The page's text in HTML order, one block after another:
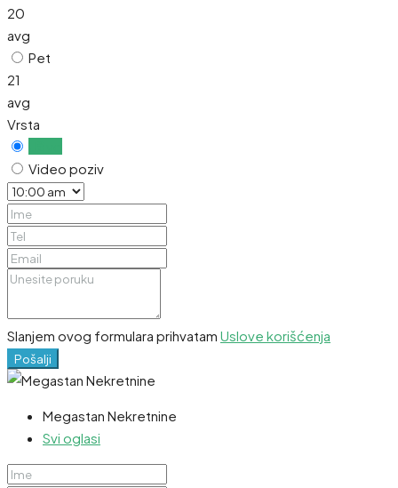
20
avg
Pet
21
avg
Vrsta
Video poziv
Slanjem ovog formulara prihvatam Uslove korišćenja
Pošalji
Megastan Nekretnine
Svi oglasi